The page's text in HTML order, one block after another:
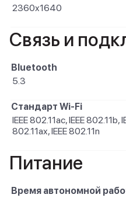
2360x1640
Связь и
Bluetooth
5.3
Стандарт Wi-Fi
IEEE 802.11ac, IEEE 802.11b,
802.11ax, IEEE 802.11n
Питание
Время автономной